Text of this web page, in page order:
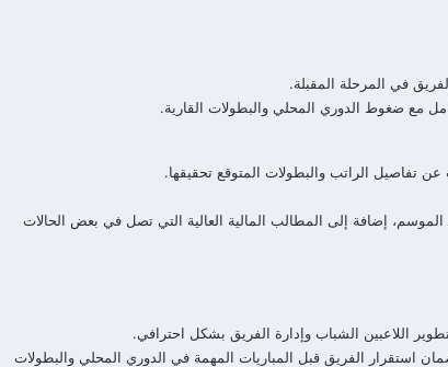
في المرحلة المقبلة.
مع ضغوط الدوري المحلي والبطولات القارية.
تفاصيل الراتب والبطولات المتوقع تحقيقها.
الموسم، إضافة إلى المطالب المالية العالية التي تصل في بعض الحالات
اللاعبين الشباب وإدارة الفريق بشكل احترافي.
استقرار الفريق قبل المباريات المهمة في الدوري المحلي والبطولات